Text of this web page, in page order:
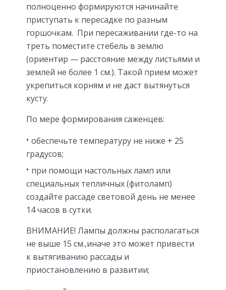
полноценно формируются начинайте
приступать к пересадке по разным
горшочкам. При пересаживании где-то на
треть поместите стебель в землю
(ориентир — расстояние между листьями и
землей не более 1 см.). Такой прием может
укрепиться корням и не даст вытянуться
кусту.
По мере формирования саженцев:
обеспечьте температуру не ниже + 25
градусов;
при помощи настольных ламп или
специальных тепличных (фитоламп)
создайте рассаде световой день не менее
14 часов в сутки.
ВНИМАНИЕ! Лампы должны располагаться
не выше 15 см.,иначе это может привести
к вытягиванию рассады и
приостановлению в развитии;